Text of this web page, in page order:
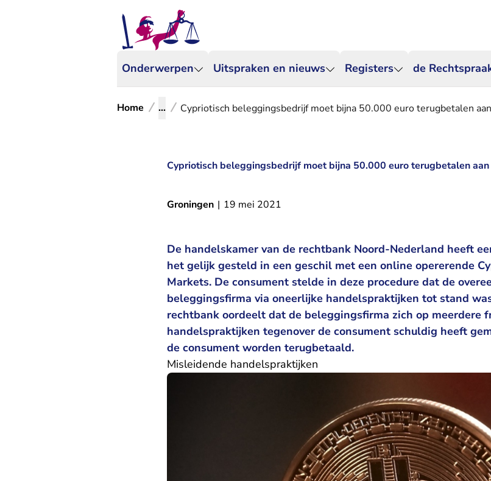
Onderwerpen Uitspraken en nieuws Registers de
Home ... Cypriotisch beleggingsbedrijf moet bijna 50.000 euro terugbetalen
Cypriotisch beleggingsbedrijf moet bijna 50.000 euro terugbetalen
Groningen | 19 mei 2021
De handelskamer van de rechtbank Noord-Nederland heeft
het gelijk gesteld in een geschil met een online opererende
Markets. De consument stelde in deze procedure dat de
beleggingsfirma via oneerlijke handelspraktijken tot stand
rechtbank oordeelt dat de beleggingsfirma zich op meerdere
handelspraktijken tegenover de consument schuldig heeft
de consument worden terugbetaald.
Misleidende handelspraktijken